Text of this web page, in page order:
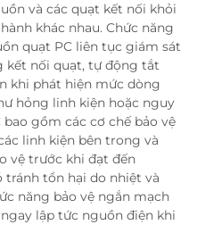
và các quạt kết nối khỏi
khác nhau. Chức năng
quạt PC liên tục giám sát
kết nối quạt, tự động tắt
khi phát hiện mức dòng
hỏng linh kiện hoặc nguy
gồm các cơ chế bảo vệ
linh kiện bên trong và
vệ trước khi đạt đến
tổn hại do nhiệt và
năng bảo vệ ngắn mạch
lập tức nguồn điện khi